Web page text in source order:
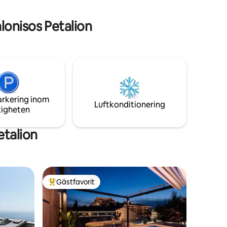
Petalion
inom
Luftkonditionering
Populär gästfavorit
Gästfavorit